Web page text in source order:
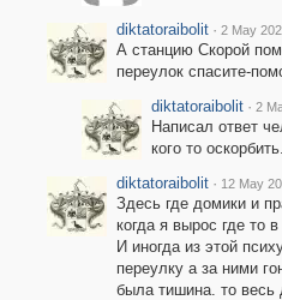
diktatoraibolit · 2 May
А станцию Скорой
переулок спасите-
diktatoraibolit · 2
Написал ответ
кого то
diktatoraibolit · 12 May
Здесь где домики и
когда я вырос где то
И иногда из этой
переулку а за ними
была тишина. то